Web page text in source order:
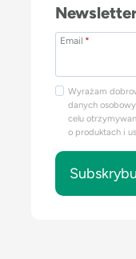
Email *
Wyrażam
danych
celu
o produktach i